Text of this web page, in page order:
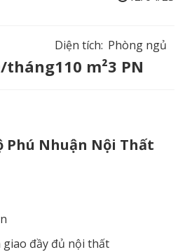
tháng
Diện tích:
110 m²
Phòng ngủ
3 PN
Phú Nhuận Nội Thất
đầy đủ nội thất